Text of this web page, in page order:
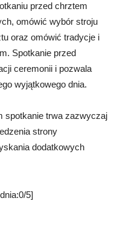
przed chrztem
omówić wybór stroju
oraz omówić tradycje i
Spotkanie przed
ceremonii i pozwala
wyjątkowego dnia.
spotkanie trwa zazwyczaj
strony
dodatkowych
5]